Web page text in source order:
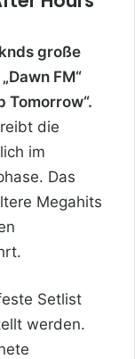
große
FM“
Tomorrow“.
die
im
Das
Megahits
Setlist
werden.